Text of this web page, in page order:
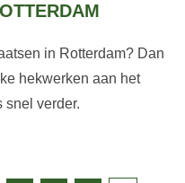
in Rotterdam? Dan
hekwerken aan het
snel verder.